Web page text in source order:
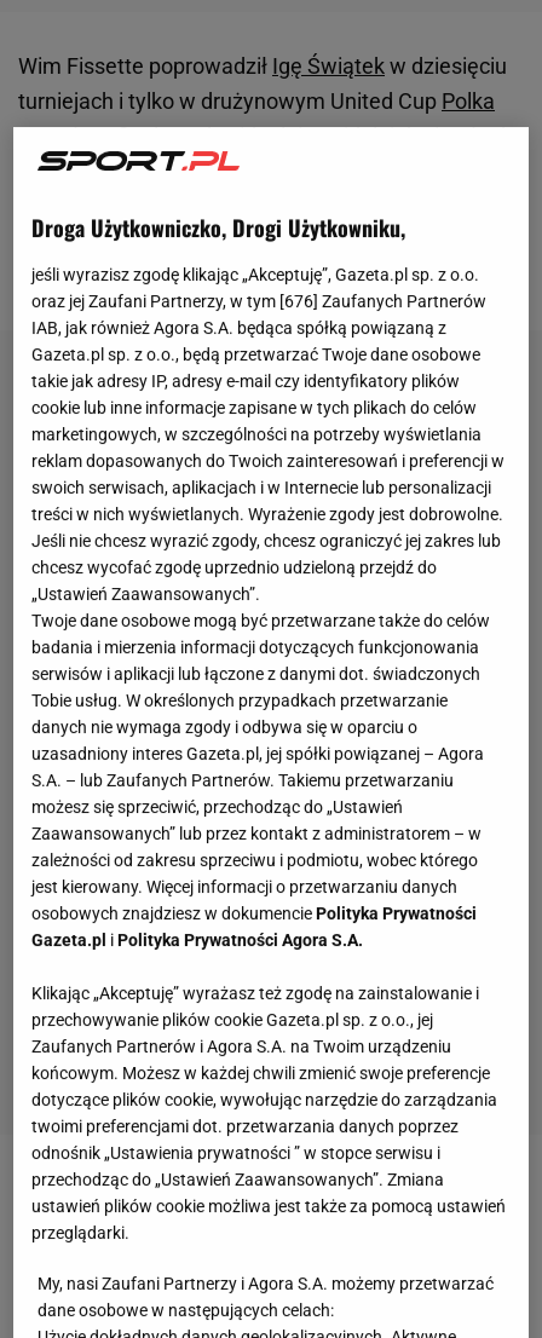
Wim Fissette poprowadził Igę Świątekw dziesięciu
turniejach i tylko w drużynowym United Cup Polka
zagrała w finale. Indywidualnie najdalej docierała do
półfinałów Australian Open i turniejów WTA 1000 w
m.in. na to, że Polka spadła w światowym rankingu z
drugiego na piąte miejsce.
Zobacz wideoJakub Kosecki o kryzysie
psychicznym Igi Świątek: Ta sytuacja weszła jej
"Wimie Fissetcie, pakuj torby, bo nie znajdziesz
Droga Użytkowniczko, Drogi Użytkowniku,
jeśli wyrazisz zgodę klikając „Akceptuję”, Gazeta.pl sp. z o.o.
oraz jej Zaufani Partnerzy, w tym [676] Zaufanych Partnerów
IAB, jak również Agora S.A. będąca spółką powiązaną z
Gazeta.pl sp. z o.o., będą przetwarzać Twoje dane osobowe
takie jak adresy IP, adresy e-mail czy identyfikatory plików
cookie lub inne informacje zapisane w tych plikach do celów
marketingowych, w szczególności na potrzeby wyświetlania
reklam dopasowanych do Twoich zainteresowań i preferencji w
swoich serwisach, aplikacjach i w Internecie lub personalizacji
treści w nich wyświetlanych. Wyrażenie zgody jest dobrowolne.
Jeśli nie chcesz wyrazić zgody, chcesz ograniczyć jej zakres lub
chcesz wycofać zgodę uprzednio udzieloną przejdź do
„Ustawień Zaawansowanych”.
Twoje dane osobowe mogą być przetwarzane także do celów
badania i mierzenia informacji dotyczących funkcjonowania
serwisów i aplikacji lub łączone z danymi dot. świadczonych
Tobie usług. W określonych przypadkach przetwarzanie
danych nie wymaga zgody i odbywa się w oparciu o
uzasadniony interes Gazeta.pl, jej spółki powiązanej – Agora
S.A. – lub Zaufanych Partnerów. Takiemu przetwarzaniu
możesz się sprzeciwić, przechodząc do „Ustawień
Zaawansowanych” lub przez kontakt z administratorem – w
zależności od zakresu sprzeciwu i podmiotu, wobec którego
jest kierowany. Więcej informacji o przetwarzaniu danych
osobowych znajdziesz w dokumenciePolityka Prywatności
Gazeta.pl iPolityka Prywatności Agora S.A.
Klikając „Akceptuję” wyrażasz też zgodę na zainstalowanie i
przechowywanie plików cookie Gazeta.pl sp. z o.o., jej
Zaufanych Partnerów i Agora S.A. na Twoim urządzeniu
końcowym. Możesz w każdej chwili zmienić swoje preferencje
dotyczące plików cookie, wywołując narzędzie do zarządzania
twoimi preferencjami dot. przetwarzania danych poprzez
odnośnik „Ustawienia prywatności ” w stopce serwisu i
przechodząc do „Ustawień Zaawansowanych”. Zmiana
ustawień plików cookie możliwa jest także za pomocą ustawień
przeglądarki.
My, nasi Zaufani Partnerzy i Agora S.A. możemy przetwarzać
dane osobowe w następujących celach: